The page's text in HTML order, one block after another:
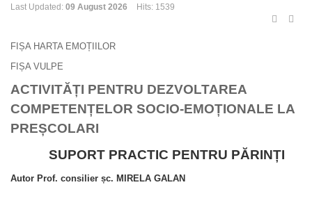
Last Updated: 09 August 2026 Hits: 1539
FIȘA HARTA EMOȚIILOR
FIȘA VULPE
ACTIVITĂȚI PENTRU DEZVOLTAREA
COMPETENȚELOR SOCIO-EMOȚIONALE LA
PREȘCOLARI
SUPORT PRACTIC PENTRU PĂRINȚI
Autor Prof. consilier șc. MIRELA GALAN